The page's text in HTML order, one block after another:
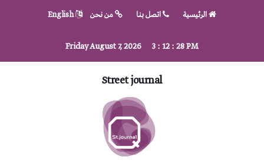
الرئيسية اتصل بنا من نحن English
Friday August 7, 2026 3: 12: 29PM
Street journal